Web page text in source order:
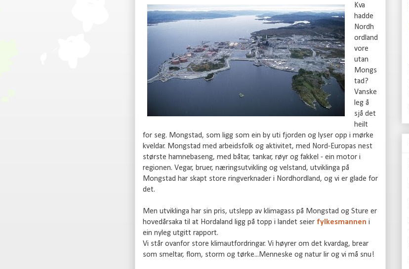
Kva
hadde
Nordh
ordland
vore
utan
Mongs
tad?
Vanske
leg å
sjå det
heilt
for seg. Mongstad, som ligg som ein by uti fjorden og lyser opp i mørke
kveldar. Mongstad med arbeidsfolk og aktivitet, med Nord-Europas nest
største hamnebaseng, med båtar, tankar, røyr og fakkel - ein motor i
regionen. Vegar, bruer, næringsutvikling og velstand, utviklinga på
Mongstad har skapt store ringverknader i Nordhordland, og vi er glade for
det.
Men utviklinga har sin pris, utslepp av klimagass på Mongstad og Sture er
hovedårsaka til at Hordaland ligg på topp i landet seier fylkesmannen i
ein nyleg utgitt rapport.
Vi står ovanfor store klimautfordringar. Vi høyrer om det kvardag, brear
som smeltar, flom, storm og tørke...Menneske og natur lir og vi må snu!